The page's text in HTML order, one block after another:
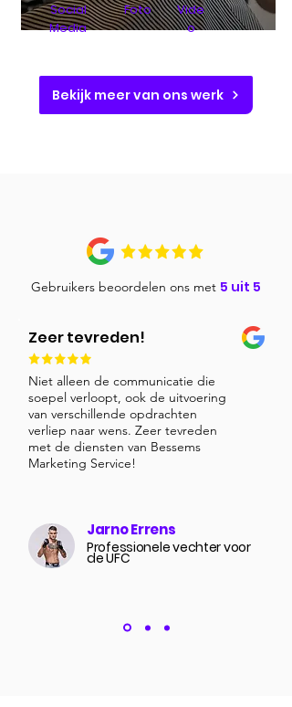
Social
Media
Foto
Vide
o
Bekijk meer van ons werk
Gebruikers beoordelen ons met 5 uit 5
Zeer tevreden!
Niet alleen de communicatie die
soepel verloopt, ook de uitvoering
van verschillende opdrachten
verliep naar wens. Zeer tevreden
met de diensten van Bessems
Marketing Service!
Jarno Errens
Professionele vechter voor
de UFC